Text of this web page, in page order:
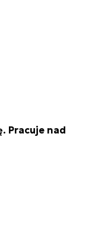
Pracuje nad